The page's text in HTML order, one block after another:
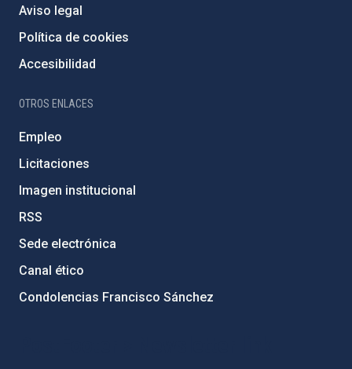
Aviso legal
Política de cookies
Accesibilidad
OTROS ENLACES
Empleo
Licitaciones
Imagen institucional
RSS
Sede electrónica
Canal ético
Condolencias Francisco Sánchez